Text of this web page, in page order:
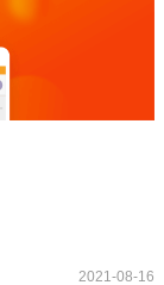
2021-08-16